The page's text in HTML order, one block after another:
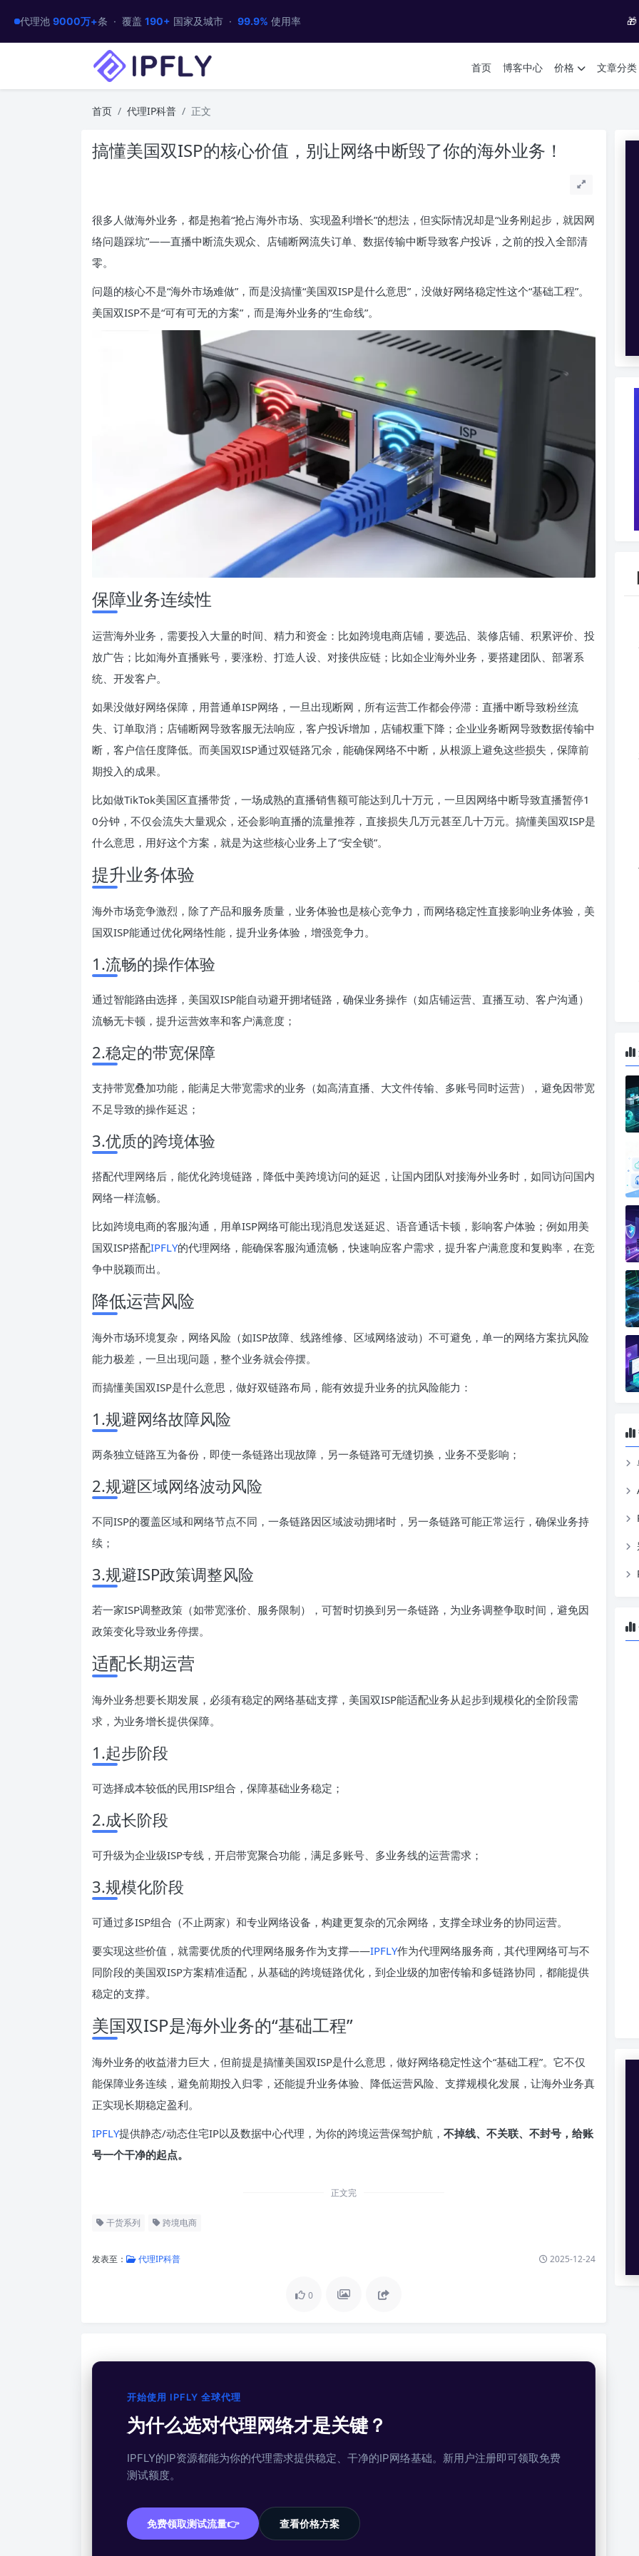
代理池 9000万+条 · 覆盖 190+ 国家及城市 · 99.9% 使用率 🎁
首页 博客中心 价格 文章分类
首页 代理IP科普 正文
搞懂美国双ISP的核心价值，别让网络中断毁了你的海外业务！
很多人做海外业务，都是抱着“抢占海外市场、实现盈利增长”的想法，但实际情况却是“业务刚起步，就因网
络问题踩坑”——直播中断流失观众、店铺断网流失订单、数据传输中断导致客户投诉，之前的投入全部清
零。
问题的核心不是“海外市场难做”，而是没搞懂“美国双ISP是什么意思”，没做好网络稳定性这个“基础工程”。
美国双ISP不是“可有可无的方案”，而是海外业务的“生命线”。
保障业务连续性
运营海外业务，需要投入大量的时间、精力和资金：比如跨境电商店铺，要选品、装修店铺、积累评价、投
放广告；比如海外直播账号，要涨粉、打造人设、对接供应链；比如企业海外业务，要搭建团队、部署系
统、开发客户。
如果没做好网络保障，用普通单ISP网络，一旦出现断网，所有运营工作都会停滞：直播中断导致粉丝流
失、订单取消；店铺断网导致客服无法响应，客户投诉增加，店铺权重下降；企业业务断网导致数据传输中
断，客户信任度降低。而美国双ISP通过双链路冗余，能确保网络不中断，从根源上避免这些损失，保障前
期投入的成果。
比如做TikTok美国区直播带货，一场成熟的直播销售额可能达到几十万元，一旦因网络中断导致直播暂停1
0分钟，不仅会流失大量观众，还会影响直播的流量推荐，直接损失几万元甚至几十万元。搞懂美国双ISP是
什么意思，用好这个方案，就是为这些核心业务上了“安全锁”。
提升业务体验
海外市场竞争激烈，除了产品和服务质量，业务体验也是核心竞争力，而网络稳定性直接影响业务体验，美
国双ISP能通过优化网络性能，提升业务体验，增强竞争力。
1.流畅的操作体验
通过智能路由选择，美国双ISP能自动避开拥堵链路，确保业务操作（如店铺运营、直播互动、客户沟通）
流畅无卡顿，提升运营效率和客户满意度；
2.稳定的带宽保障
支持带宽叠加功能，能满足大带宽需求的业务（如高清直播、大文件传输、多账号同时运营），避免因带宽
不足导致的操作延迟；
3.优质的跨境体验
搭配代理网络后，能优化跨境链路，降低中美跨境访问的延迟，让国内团队对接海外业务时，如同访问国内
网络一样流畅。
比如跨境电商的客服沟通，用单ISP网络可能出现消息发送延迟、语音通话卡顿，影响客户体验；例如用美
国双ISP搭配IPFLY的代理网络，能确保客服沟通流畅，快速响应客户需求，提升客户满意度和复购率，在竞
争中脱颖而出。
降低运营风险
海外市场环境复杂，网络风险（如ISP故障、线路维修、区域网络波动）不可避免，单一的网络方案抗风险
能力极差，一旦出现问题，整个业务就会停摆。
而搞懂美国双ISP是什么意思，做好双链路布局，能有效提升业务的抗风险能力：
1.规避网络故障风险
两条独立链路互为备份，即使一条链路出现故障，另一条链路可无缝切换，业务不受影响；
2.规避区域网络波动风险
不同ISP的覆盖区域和网络节点不同，一条链路因区域波动拥堵时，另一条链路可能正常运行，确保业务持
续；
3.规避ISP政策调整风险
若一家ISP调整政策（如带宽涨价、服务限制），可暂时切换到另一条链路，为业务调整争取时间，避免因
政策变化导致业务停摆。
适配长期运营
海外业务想要长期发展，必须有稳定的网络基础支撑，美国双ISP能适配业务从起步到规模化的全阶段需
求，为业务增长提供保障。
1.起步阶段
可选择成本较低的民用ISP组合，保障基础业务稳定；
2.成长阶段
可升级为企业级ISP专线，开启带宽聚合功能，满足多账号、多业务线的运营需求；
3.规模化阶段
可通过多ISP组合（不止两家）和专业网络设备，构建更复杂的冗余网络，支撑全球业务的协同运营。
要实现这些价值，就需要优质的代理网络服务作为支撑——IPFLY作为代理网络服务商，其代理网络可与不
同阶段的美国双ISP方案精准适配，从基础的跨境链路优化，到企业级的加密传输和多链路协同，都能提供
稳定的支撑。
美国双ISP是海外业务的“基础工程”
海外业务的收益潜力巨大，但前提是搞懂美国双ISP是什么意思，做好网络稳定性这个“基础工程”。它不仅
能保障业务连续，避免前期投入归零，还能提升业务体验、降低运营风险、支撑规模化发展，让海外业务真
正实现长期稳定盈利。
IPFLY提供静态/动态住宅IP以及数据中心代理，为你的跨境运营保驾护航， 不掉线、不关联、不封号，给账
号一个干净的起点。
正文完
干货系列 跨境电商
发表至： 代理IP科普 2025-12-24
0
开始使用 IPFLY 全球代理
为什么选对代理网络才是关键？
IPFLY的IP资源都能为你的代理需求提供稳定、干净的IP网络基础。新用户注册即可领取免费
测试额度。
免费领取测试流量👉 查看价格方案